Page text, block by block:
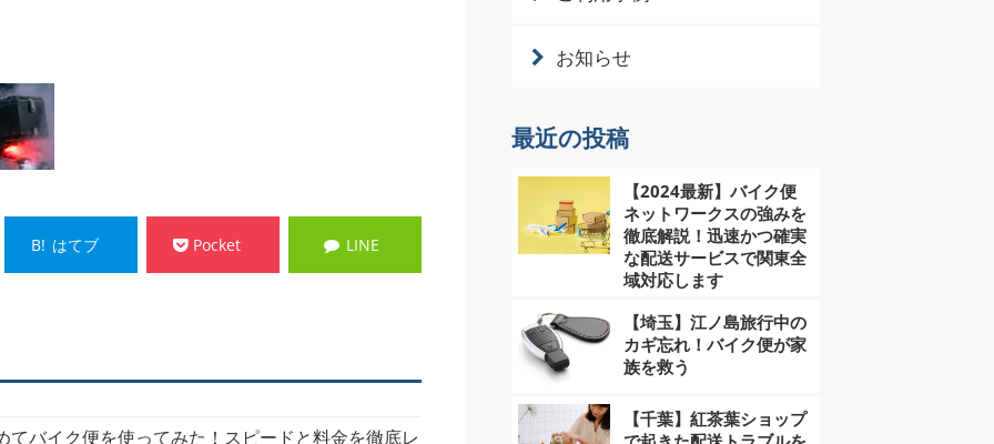
B! はてブ Pocket LINE
てバイク便を使ってみた！スピードと料金を徹底レ
お知らせ
最近の投稿
【2024最新】バイク便
ネットワークスの強みを
徹底解説！迅速かつ確実
な配送サービスで関東全
域対応します
【埼玉】江ノ島旅行中の
カギ忘れ！バイク便が家
族を救う
【千葉】紅茶葉ショップ